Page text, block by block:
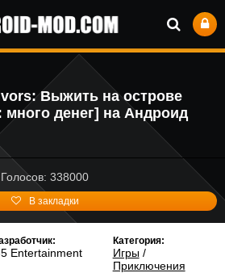
Выжить на острове
много денег] на Андроид
Голосов: 338000
В закладки
Entertainment
Категория:
Игры/
Приключения